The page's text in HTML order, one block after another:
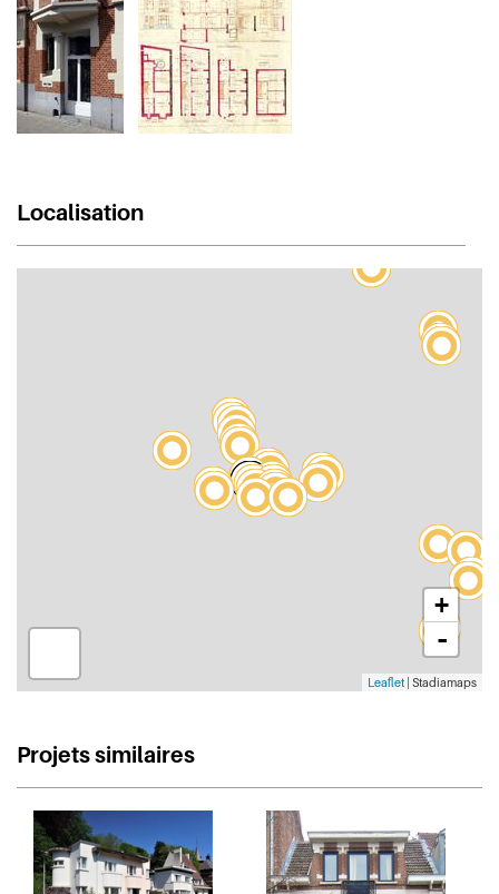
Localisation
+
-
Leaflet | Stadiamaps
Projets similaires